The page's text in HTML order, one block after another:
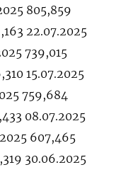
805,859
22.07.2025
739,015
15.07.2025
759,684
08.07.2025
607,465
30.06.2025